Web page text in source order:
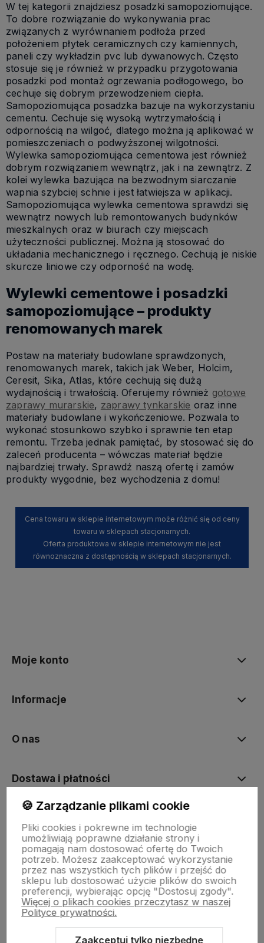
W tej kategorii znajdziesz posadzki samopoziomujące.
To dobre rozwiązanie do wykonywania prac
związanych z wyrównaniem podłoża przed
położeniem płytek ceramicznych czy kamiennych,
paneli czy wykładzin pvc lub dywanowych. Często
stosuje się je również w przypadku przygotowania
posadzki pod montaż ogrzewania podłogowego, bo
cechuje się dobrym przewodzeniem ciepła.
Samopoziomująca posadzka bazuje na wykorzystaniu
cementu. Cechuje się wysoką wytrzymałością i
odpornością na wilgoć, dlatego można ją aplikować w
pomieszczeniach o podwyższonej wilgotności.
Wylewka samopoziomująca cementowa jest również
dobrym rozwiązaniem wewnątrz, jak i na zewnątrz. Z
kolei wylewka bazująca na bezwodnym siarczanie
wapnia szybciej schnie i jest łatwiejsza w aplikacji.
Samopoziomująca wylewka cementowa sprawdzi się
wewnątrz nowych lub remontowanych budynków
mieszkalnych oraz w biurach czy miejscach
użyteczności publicznej. Można ją stosować do
układania mechanicznego i ręcznego. Cechują je niskie
skurcze liniowe czy odporność na wodę.
Wylewki cementowe i posadzki
samopoziomujące – produkty
renomowanych marek
Postaw na materiały budowlane sprawdzonych,
renomowanych marek, takich jak Weber, Holcim,
Ceresit, Sika, Atlas, które cechują się dużą
wydajnością i trwałością. Oferujemy również gotowe
zaprawy murarskie, zaprawy tynkarskie oraz inne
materiały budowlane i wykończeniowe. Pozwala to
wykonać stosunkowo szybko i sprawnie ten etap
remontu. Trzeba jednak pamiętać, by stosować się do
zaleceń producenta – wówczas materiał będzie
najbardziej trwały. Sprawdź naszą ofertę i zamów
produkty wygodnie, bez wychodzenia z domu!
Cena towaru w sklepie internetowym może różnić się od ceny
towaru w sklepach stacjonarnych.
Oferta produktowa w sklepie internetowym nie jest
równoznaczna z dostępnością w sklepach stacjonarnych.
Moje konto
Informacje
O nas
Dostawa i płatności
Obsługa hurtowa
🍪 Zarządzanie plikami cookie
Pliki cookies i pokrewne im technologie
umożliwiają poprawne działanie strony i
pomagają nam dostosować ofertę do Twoich
potrzeb. Możesz zaakceptować wykorzystanie
przez nas wszystkich tych plików i przejść do
sklepu lub dostosować użycie plików do swoich
preferencji, wybierając opcję "Dostosuj zgody".
Więcej o plikach cookies przeczytasz w naszej
Polityce prywatności.
Zaakceptuj tylko niezbędne